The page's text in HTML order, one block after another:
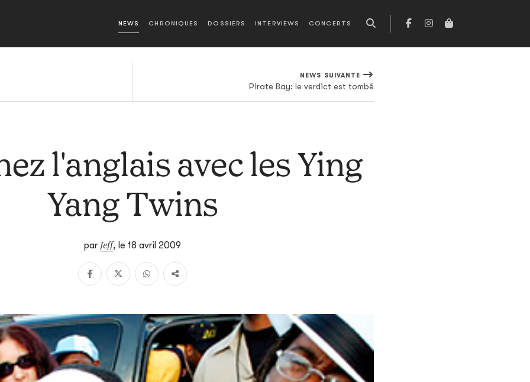
NEWS CHRONIQUES DOSSIERS INTERVIEWS CONCERTS
NEWS SUIVANTE
Pirate Bay: le verdict est tombé
l'anglais avec les Ying
Yang Twins
par Jeff, le 18 avril 2009